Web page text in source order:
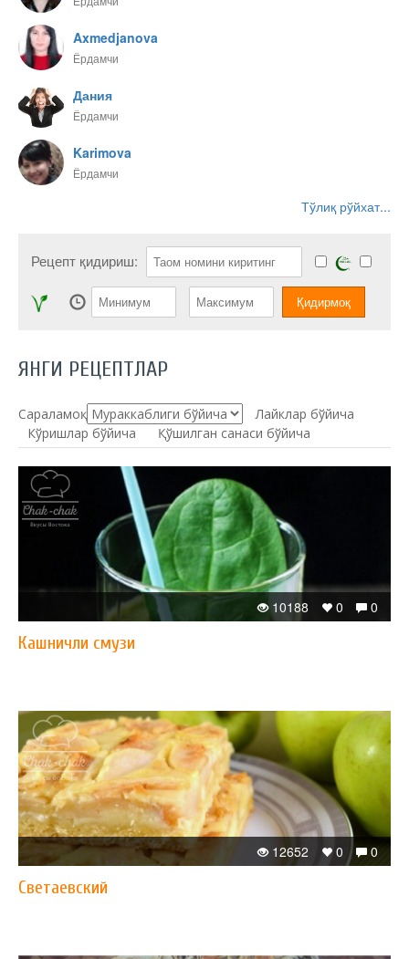
Axmedjanova
Ёрдамчи
Дания
Ёрдамчи
Karimova
Ёрдамчи
Тўлиқ рўйхат...
Рецепт қидириш:
ЯНГИ РЕЦЕПТЛАР
Сараламоқ:
Лайклар бўйича
Кўришлар бўйича
Қўшилган санаси бўйича
0
0
10188
Кашничли смузи
0
0
12652
Светаевский